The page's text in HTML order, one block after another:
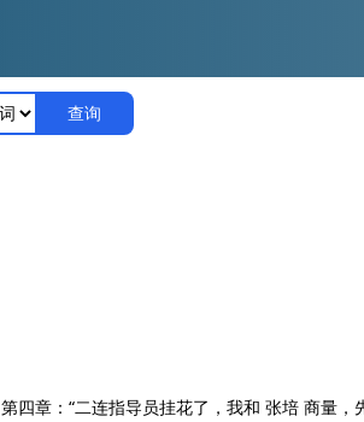
查询
第四章：“二连指导员挂花了，我和 张培 商量，